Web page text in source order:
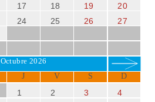
17 18 19
20
24 25 26
27
Octubre 2026
J V S D
1 2 3
4